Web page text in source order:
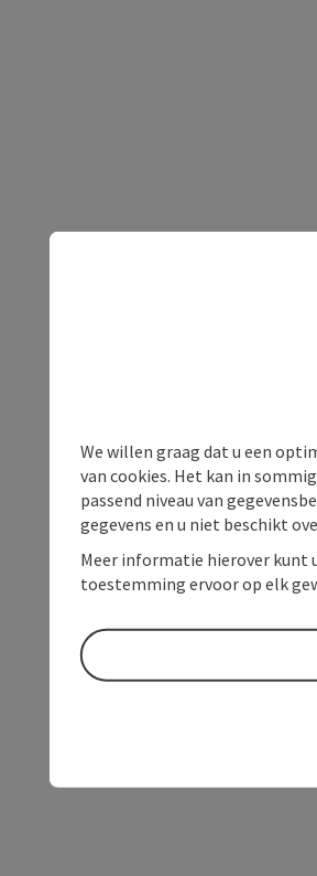
We willen graag dat u een
van cookies. Het kan in
passend niveau van
gegevens en u niet beschikt
Meer informatie hierover kunt
toestemming ervoor op elk